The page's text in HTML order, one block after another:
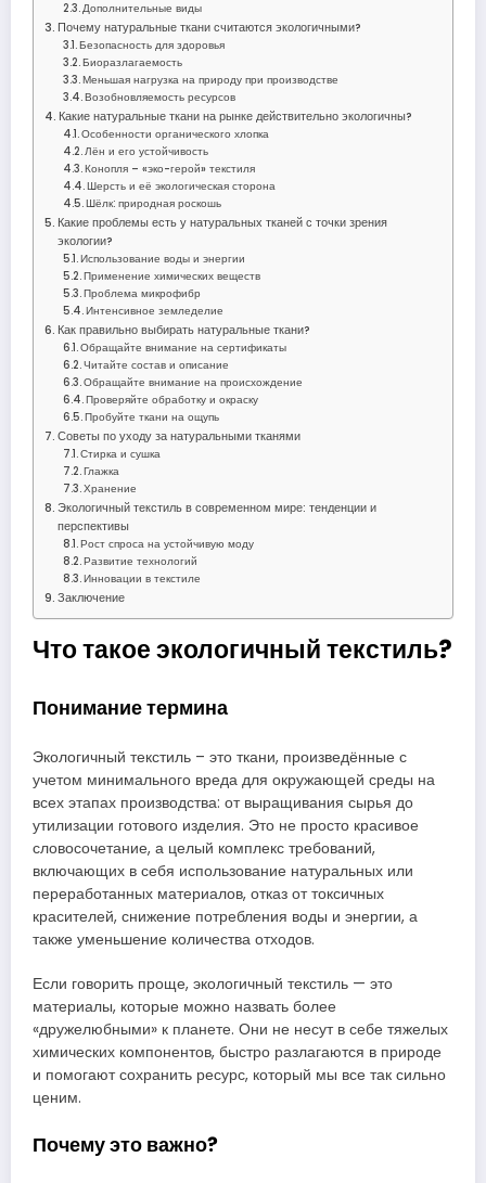
Дополнительные виды
Почему натуральные ткани считаются экологичными?
Безопасность для здоровья
Биоразлагаемость
Меньшая нагрузка на природу при производстве
Возобновляемость ресурсов
Какие натуральные ткани на рынке действительно экологичны?
Особенности органического хлопка
Лён и его устойчивость
Конопля – «эко-герой» текстиля
Шерсть и её экологическая сторона
Шёлк: природная роскошь
Какие проблемы есть у натуральных тканей с точки зрения
экологии?
Использование воды и энергии
Применение химических веществ
Проблема микрофибр
Интенсивное земледелие
Как правильно выбирать натуральные ткани?
Обращайте внимание на сертификаты
Читайте состав и описание
Обращайте внимание на происхождение
Проверяйте обработку и окраску
Пробуйте ткани на ощупь
Советы по уходу за натуральными тканями
Стирка и сушка
Глажка
Хранение
Экологичный текстиль в современном мире: тенденции и
перспективы
Рост спроса на устойчивую моду
Развитие технологий
Инновации в текстиле
Заключение
Что такое экологичный текстиль?
Понимание термина
Экологичный текстиль – это ткани, произведённые с
учетом минимального вреда для окружающей среды на
всех этапах производства: от выращивания сырья до
утилизации готового изделия. Это не просто красивое
словосочетание, а целый комплекс требований,
включающих в себя использование натуральных или
переработанных материалов, отказ от токсичных
красителей, снижение потребления воды и энергии, а
также уменьшение количества отходов.
Если говорить проще, экологичный текстиль — это
материалы, которые можно назвать более
«дружелюбными» к планете. Они не несут в себе тяжелых
химических компонентов, быстро разлагаются в природе
и помогают сохранить ресурс, который мы все так сильно
ценим.
Почему это важно?